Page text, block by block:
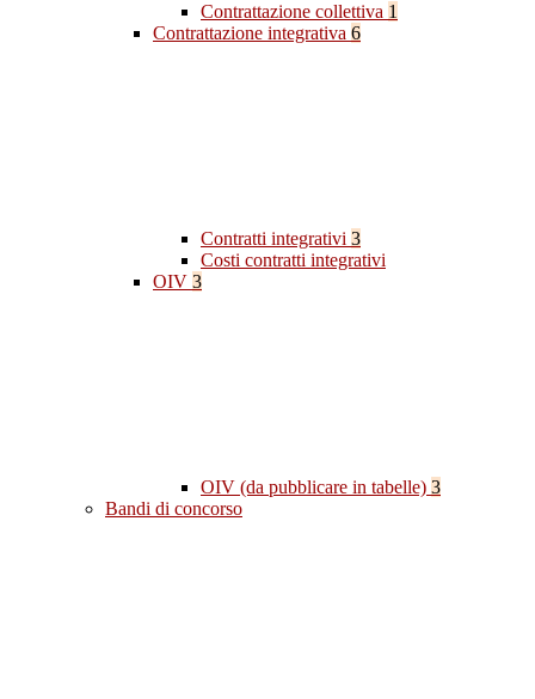
Contrattazione collettiva 1
Contrattazione integrativa 6
Contratti integrativi 3
Costi contratti integrativi
OIV 3
OIV (da pubblicare in tabelle) 3
Bandi di concorso